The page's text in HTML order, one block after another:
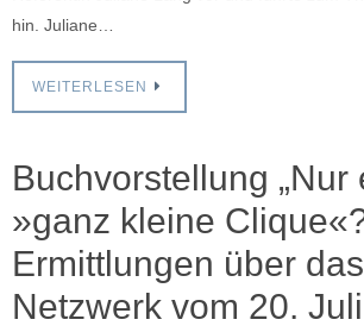
hin. Juliane…
WEITERLESEN
Buchvorstellung „Nur
»ganz kleine
Ermittlungen über das
Netzwerk vom 20.